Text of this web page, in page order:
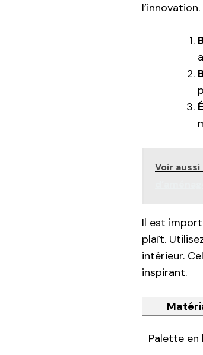
Voir aussi
Il est
plaît.
intérieur.
inspirant.
Palette en